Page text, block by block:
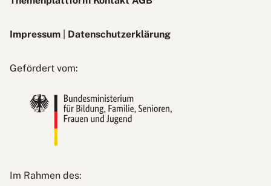
Impressum Datenschutzerklärung
Gefördert vom:
Bildung,
Familie,
Senioren,
Im Rahmen des: